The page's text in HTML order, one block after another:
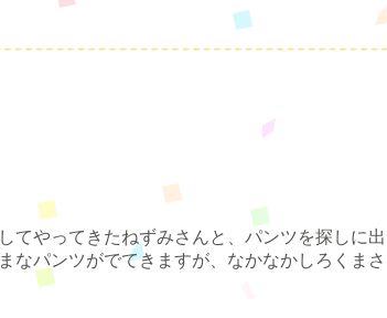
てやってきたねずみさんと、パンツを探しに出
なパンツがでてきますが、なかなかしろくまさ